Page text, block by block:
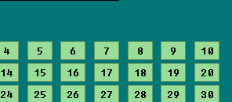
4 5 6 7 8 9
10
14 15 16 17 18 19
20
24 25 26 27 28 29
30